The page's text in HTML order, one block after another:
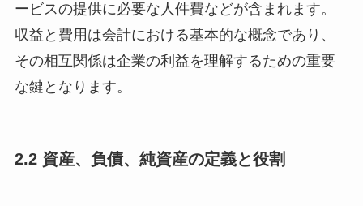
ービスの提供に必要な人件費などが含まれます。
収益と費用は会計における基本的な概念であり、
その相互関係は企業の利益を理解するための重要
な鍵となります。
2.2 資産、負債、純資産の定義と役割